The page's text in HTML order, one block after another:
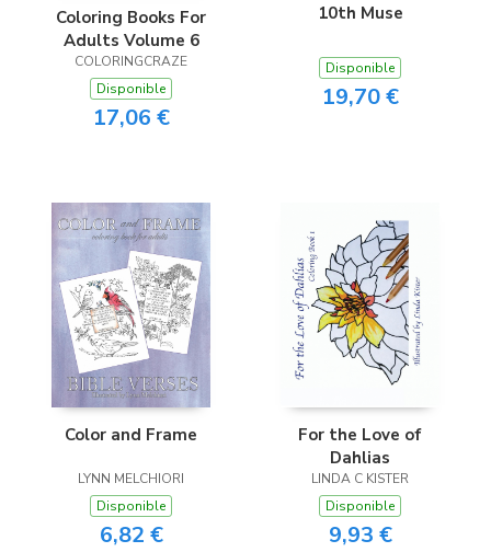
Coloring Books For
Adults Volume 6
COLORINGCRAZE
Disponible
17,06 €
10th Muse
Disponible
19,70 €
Color and Frame
LYNN MELCHIORI
Disponible
6,82 €
For the Love of
Dahlias
LINDA C KISTER
Disponible
9,93 €